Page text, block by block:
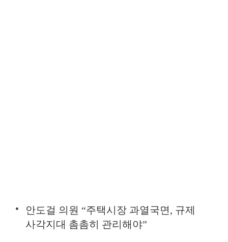
안도걸 의원 “주택시장 과열국면, 규제
사각지대 촘촘히 관리해야”